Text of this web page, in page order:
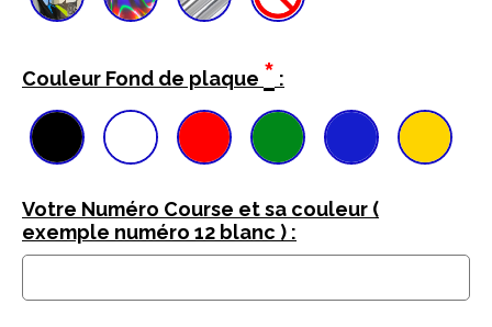
Couleur Fond de plaque * :
Votre Numéro Course et sa couleur (
exemple numéro 12 blanc ) :